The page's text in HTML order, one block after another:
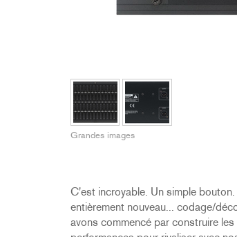
2231
RTA-M
Grandes images
C'est incroyable. Un simple
entièrement nouveau... codage/
avons commencé par construire